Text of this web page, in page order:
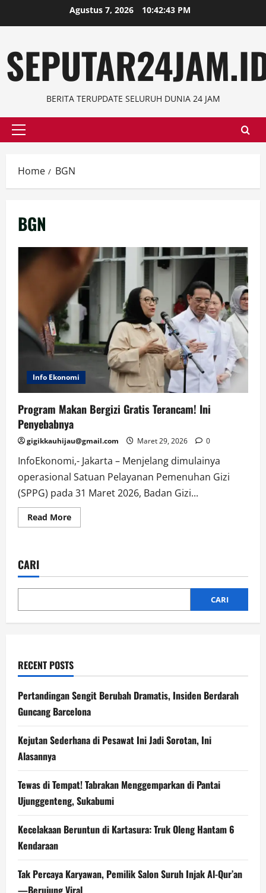
to
Agustus 7, 2026 10:42:44 PM
BERITA TERUPDATE SELURUH DUNIA 24 JAM
Primary
Home BGN
BGN
Info Ekonomi
Program Makan Bergizi Gratis Terancam! Ini
Penyebabnya
gigikkauhijau@gmail.com Maret 29, 2026 0
InfoEkonomi,- Jakarta – Menjelang dimulainya
operasional Satuan Pelayanan Pemenuhan Gizi
(SPPG) pada 31 Maret 2026, Badan Gizi...
Read MoreRead
more
Terancam!
Penyebabnya
CARI
CARI
RECENT POSTS
Pertandingan Sengit Berubah Dramatis, Insiden Berdarah
Guncang Barcelona
Kejutan Sederhana di Pesawat Ini Jadi Sorotan, Ini
Alasannya
Tewas di Tempat! Tabrakan Menggemparkan di Pantai
Ujunggenteng, Sukabumi
Kecelakaan Beruntun di Kartasura: Truk Oleng Hantam 6
Kendaraan
Tak Percaya Karyawan, Pemilik Salon Suruh Injak Al-Qur’an
—Berujung Viral